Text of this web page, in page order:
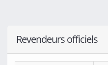
Revendeurs officiels